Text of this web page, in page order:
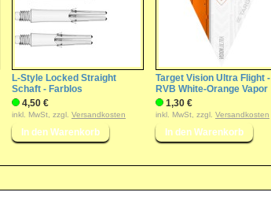
L-Style Locked Straight
Schaft - Farblos
4,50 €
inkl. MwSt, zzgl. Versandkosten
Target Vision Ultra Flight -
RVB White-Orange Vapor
1,30 €
inkl. MwSt, zzgl. Versandkosten